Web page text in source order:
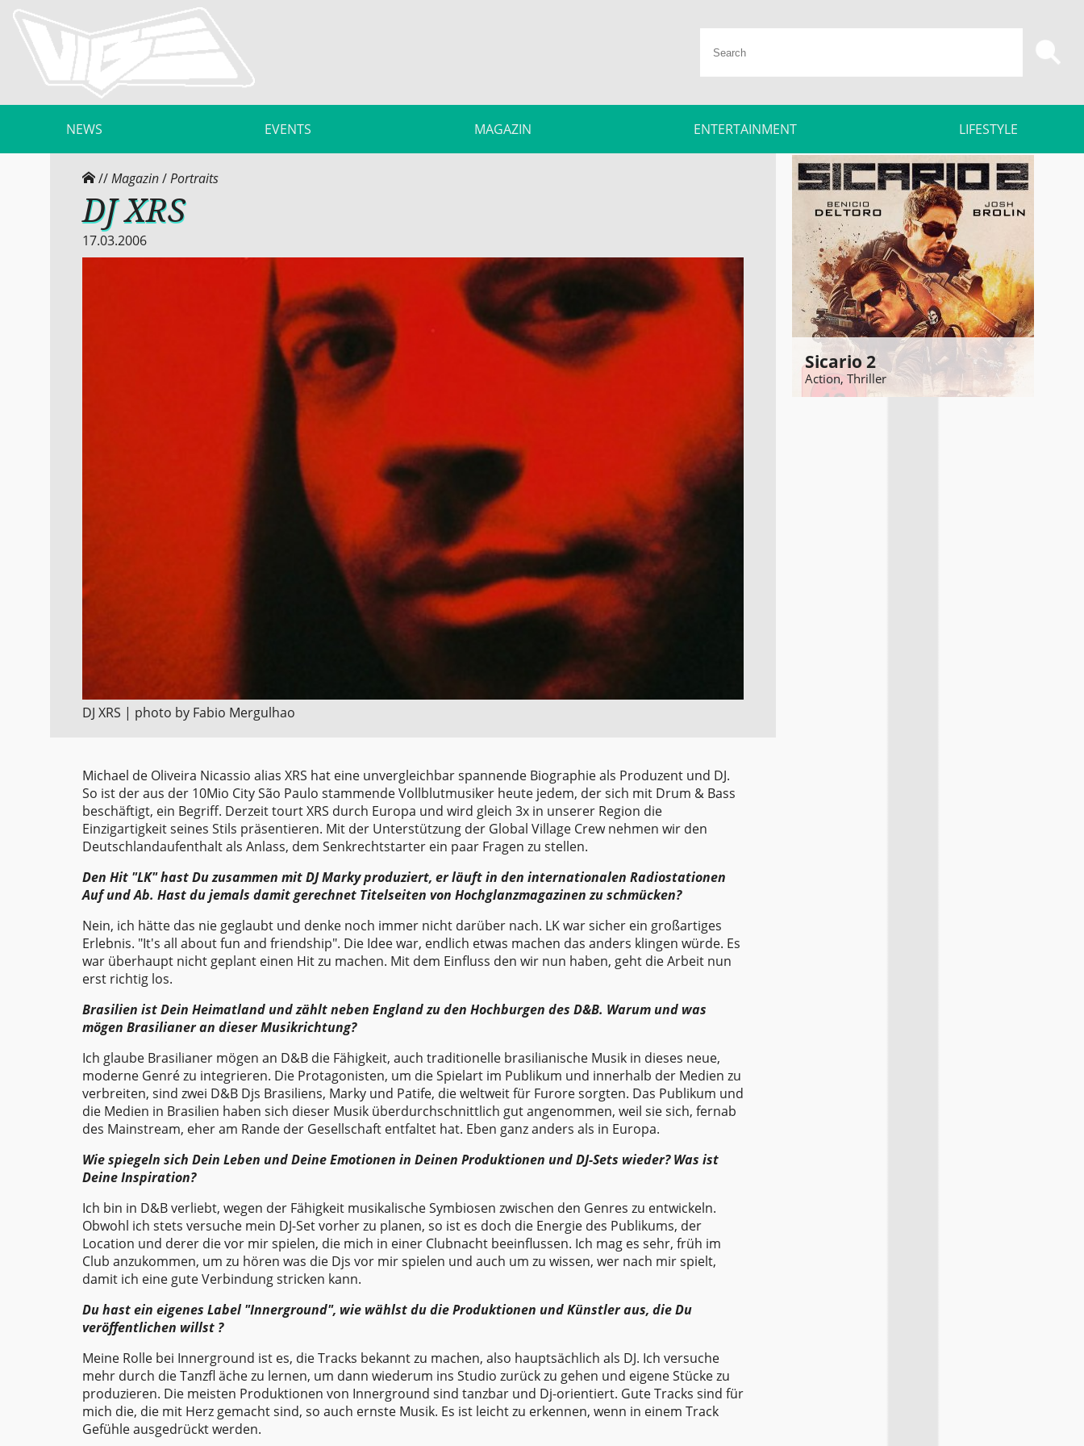
NEWS EVENTS MAGAZIN ENTERTAINMENT LIFESTYLE
//Magazin/Portraits
DJ XRS
17.03.2006
DJ XRS | photo by Fabio Mergulhao
Michael de Oliveira Nicassio alias XRS hat eine unvergleichbar spannende Biographie als Produzent und DJ.
So ist der aus der 10Mio City São Paulo stammende Vollblutmusiker heute jedem, der sich mit Drum & Bass
beschäftigt, ein Begriff. Derzeit tourt XRS durch Europa und wird gleich 3x in unserer Region die
Einzigartigkeit seines Stils präsentieren. Mit der Unterstützung der Global Village Crew nehmen wir den
Deutschlandaufenthalt als Anlass, dem Senkrechtstarter ein paar Fragen zu stellen.
Den Hit "LK" hast Du zusammen mit DJ Marky produziert, er läuft in den internationalen Radiostationen
Auf und Ab. Hast du jemals damit gerechnet Titelseiten von Hochglanzmagazinen zu schmücken?
Nein, ich hätte das nie geglaubt und denke noch immer nicht darüber nach. LK war sicher ein großartiges
Erlebnis. "It's all about fun and friendship". Die Idee war, endlich etwas machen das anders klingen würde. Es
war überhaupt nicht geplant einen Hit zu machen. Mit dem Einfluss den wir nun haben, geht die Arbeit nun
erst richtig los.
Brasilien ist Dein Heimatland und zählt neben England zu den Hochburgen des D&B. Warum und was
mögen Brasilianer an dieser Musikrichtung?
Ich glaube Brasilianer mögen an D&B die Fähigkeit, auch traditionelle brasilianische Musik in dieses neue,
moderne Genré zu integrieren. Die Protagonisten, um die Spielart im Publikum und innerhalb der Medien zu
verbreiten, sind zwei D&B Djs Brasiliens, Marky und Patife, die weltweit für Furore sorgten. Das Publikum und
die Medien in Brasilien haben sich dieser Musik überdurchschnittlich gut angenommen, weil sie sich, fernab
des Mainstream, eher am Rande der Gesellschaft entfaltet hat. Eben ganz anders als in Europa.
Wie spiegeln sich Dein Leben und Deine Emotionen in Deinen Produktionen und DJ-Sets wieder? Was ist
Deine Inspiration?
Ich bin in D&B verliebt, wegen der Fähigkeit musikalische Symbiosen zwischen den Genres zu entwickeln.
Obwohl ich stets versuche mein DJ-Set vorher zu planen, so ist es doch die Energie des Publikums, der
Location und derer die vor mir spielen, die mich in einer Clubnacht beeinflussen. Ich mag es sehr, früh im
Club anzukommen, um zu hören was die Djs vor mir spielen und auch um zu wissen, wer nach mir spielt,
damit ich eine gute Verbindung stricken kann.
Du hast ein eigenes Label "Innerground", wie wählst du die Produktionen und Künstler aus, die Du
veröffentlichen willst ?
Meine Rolle bei Innerground ist es, die Tracks bekannt zu machen, also hauptsächlich als DJ. Ich versuche
mehr durch die Tanzfl äche zu lernen, um dann wiederum ins Studio zurück zu gehen und eigene Stücke zu
produzieren. Die meisten Produktionen von Innerground sind tanzbar und Dj-orientiert. Gute Tracks sind für
mich die, die mit Herz gemacht sind, so auch ernste Musik. Es ist leicht zu erkennen, wenn in einem Track
Gefühle ausgedrückt werden.
Sicario 2
Action, Thriller